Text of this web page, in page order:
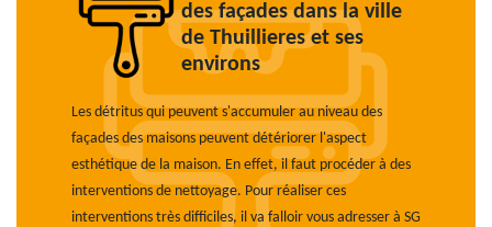
des façades dans la ville
de Thuillieres et ses
environs
Les détritus qui peuvent s'accumuler au niveau des
façades des maisons peuvent détériorer l'aspect
esthétique de la maison. En effet, il faut procéder à des
interventions de nettoyage. Pour réaliser ces
interventions très difficiles, il va falloir vous adresser à SG